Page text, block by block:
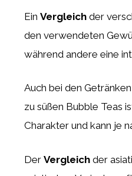
Ein Vergleich der
den verwendeten
während andere eine
Auch bei den
zu süßen Bubble Teas
Charakter und kann je
Der Vergleich der